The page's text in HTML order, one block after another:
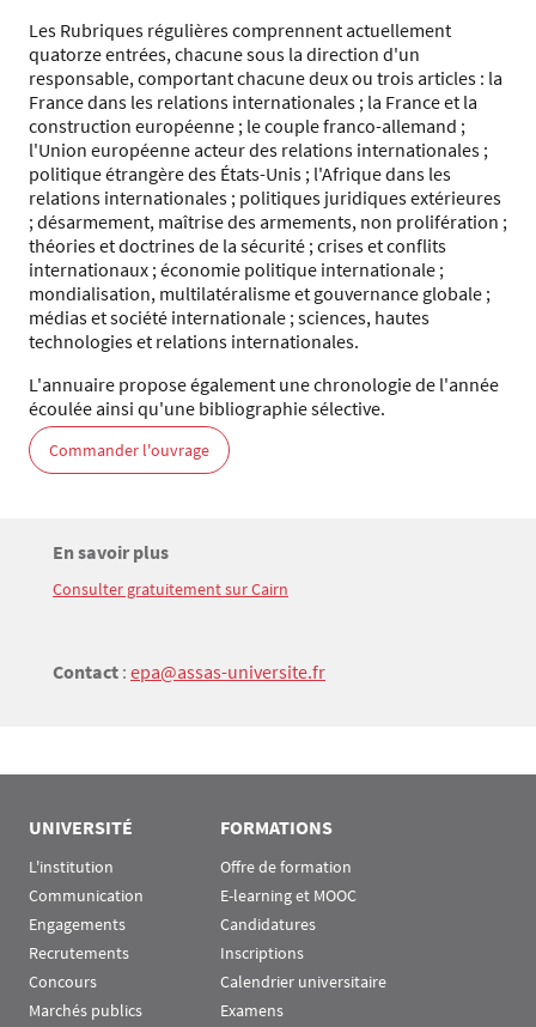
Les Rubriques régulières comprennent actuellement
quatorze entrées, chacune sous la direction d'un
responsable, comportant chacune deux ou trois articles : la
France dans les relations internationales ; la France et la
construction européenne ; le couple franco-allemand ;
l'Union européenne acteur des relations internationales ;
politique étrangère des États-Unis ; l'Afrique dans les
relations internationales ; politiques juridiques extérieures
; désarmement, maîtrise des armements, non prolifération ;
théories et doctrines de la sécurité ; crises et conflits
internationaux ; économie politique internationale ;
mondialisation, multilatéralisme et gouvernance globale ;
médias et société internationale ; sciences, hautes
technologies et relations internationales.
L'annuaire propose également une chronologie de l'année
écoulée ainsi qu'une bibliographie sélective.
Commander l'ouvrage
Bloc(s) libre(s)
Titre
En savoir plus
Texte
Consulter gratuitement sur Cairn
Contact : epa@assas-universite.fr
UNIVERSITÉ
L'institution
Communication
Engagements
Recrutements
Concours
Marchés publics
FORMATIONS
Offre de formation
E-learning et MOOC
Candidatures
Inscriptions
Calendrier universitaire
Examens